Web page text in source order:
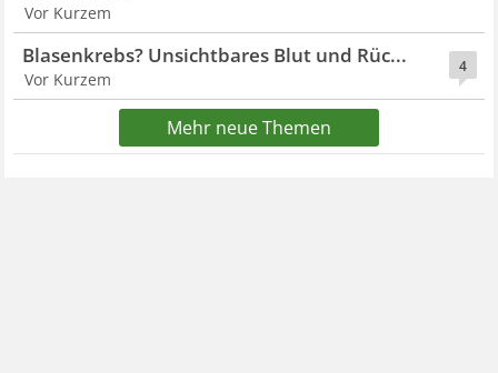
Vor Kurzem
4
Blasenkrebs? Unsichtbares Blut und Rüc...
Vor Kurzem
Mehr neue Themen